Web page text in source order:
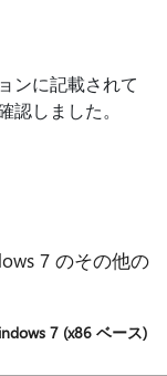
ンに記載されて
しました。
7 のその他の
7 (x86 ベース)